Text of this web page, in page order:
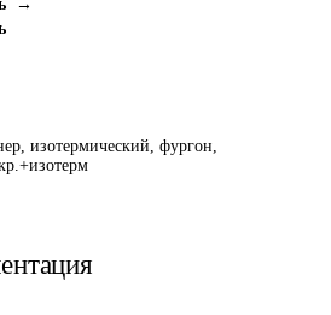
→
изотермический, фургон,